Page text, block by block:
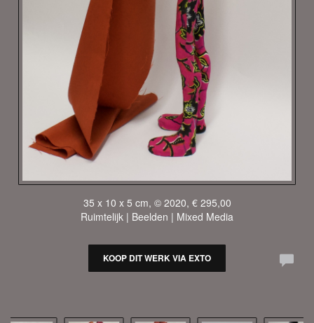
35 x 10 x 5 cm, © 2020, € 295,00
Ruimtelijk | Beelden | Mixed Media
KOOP DIT WERK VIA EXTO